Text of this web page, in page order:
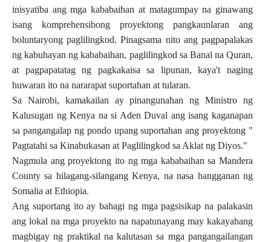
inisyatiba ang mga kababaihan at matagumpay na ginawang
isang komprehensibong proyektong pangkaunlaran ang
boluntaryong paglilingkod. Pinagsama nito ang pagpapalakas
ng kabuhayan ng kababaihan, paglilingkod sa Banal na Quran,
at pagpapatatag ng pagkakaisa sa lipunan, kaya't naging
huwaran ito na nararapat suportahan at tularan.
Sa Nairobi, kamakailan ay pinangunahan ng Ministro ng
Kalusugan ng Kenya na si Aden Duval ang isang kaganapan
sa pangangalap ng pondo upang suportahan ang proyektong "
Pagtatahi sa Kinabukasan at Paglilingkod sa Aklat ng Diyos."
Nagmula ang proyektong ito ng mga kababaihan sa Mandera
County sa hilagang-silangang Kenya, na nasa hangganan ng
Somalia at Ethiopia.
Ang suportang ito ay bahagi ng mga pagsisikap na palakasin
ang lokal na mga proyekto na napatunayang may kakayahang
magbigay ng praktikal na kalutasan sa mga pangangailangan